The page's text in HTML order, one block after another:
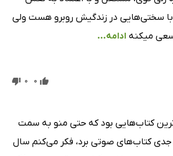
سختی‌هایی در زندگیش روبرو هست ولی
میکنه ادامه...
0
0
کتاب‌هایی بود که حتی منو به سمت
کتاب‌های صوتی برد، فکر می‌کنم سال